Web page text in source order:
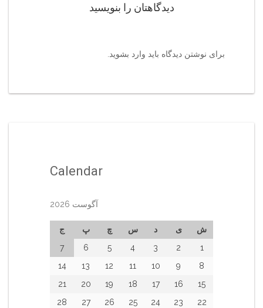
دیدگاهتان را بنویسید
برای نوشتن دیدگاه باید وارد بشوید
Calendar
آگوست 2026
ش ی د س چ پ
ج
1
2
3
4
5
6
7
8
9
10
11
12
13
14
15
16
17
18
19
20
21
22
23
24
25
26
27
28